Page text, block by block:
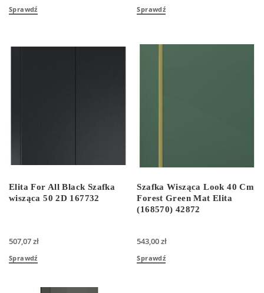
Sprawdź Sprawdź
Elita For All Black Szafka
wisząca 50 2D 167732
507,07zł
Sprawdź
Szafka Wisząca Look 40 Cm
Forest Green Mat Elita
(168570) 42872
543,00zł
Sprawdź